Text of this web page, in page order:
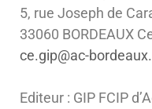
5, rue Joseph de
33060 BORDEAUX
ce.gip@ac-
Editeur : GIP FCIP